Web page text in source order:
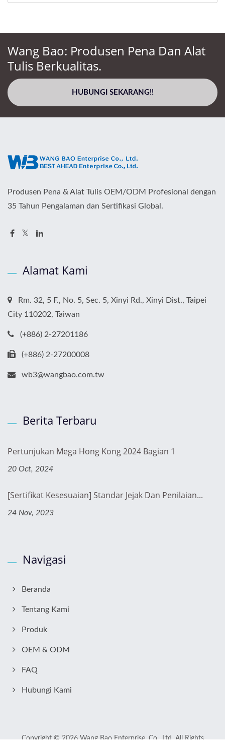
Wang Bao: Produsen Pena Dan Alat
Tulis Berkualitas.
HUBUNGI SEKARANG!!
Produsen Pena & Alat Tulis OEM/ODM Profesional dengan
35 Tahun Pengalaman dan Sertifikasi Global.
Alamat Kami
Rm. 32, 5 F., No. 5, Sec. 5, Xinyi Rd., Xinyi Dist., Taipei
City 110202, Taiwan
(+886) 2-27201186
(+886) 2-27200008
wb3@wangbao.com.tw
Berita Terbaru
Pertunjukan Mega Hong Kong 2024 Bagian 1
20 Oct, 2024
[Sertifikat Kesesuaian] Standar Jejak Dan Penilaian...
24 Nov, 2023
Navigasi
Beranda
Tentang Kami
Produk
OEM & ODM
FAQ
Hubungi Kami
Copyright © 2026 Wang Bao Enterprise. Co., Ltd. All Rights